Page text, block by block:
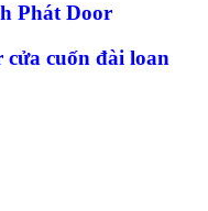
Phát Door
cửa cuốn đài loan